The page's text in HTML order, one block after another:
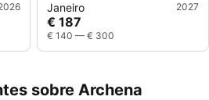
Janeiro 2027
€ 187
€ 140 — € 300
sobre Archena